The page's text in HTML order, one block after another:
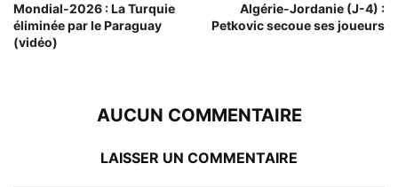
Mondial-2026 : La Turquie
éliminée par le Paraguay
(vidéo)
Algérie-Jordanie (J-4) :
Petkovic secoue ses joueurs
AUCUN COMMENTAIRE
LAISSER UN COMMENTAIRE